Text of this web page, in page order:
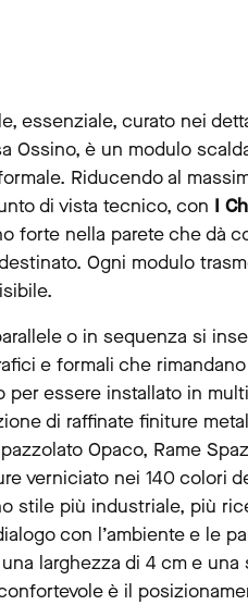
essenziale, curato nei
Ossino, è un modulo
Riducendo al
di vista tecnico, con I
forte nella parete che dà
Ogni modulo
o in sequenza si
e formali che
per essere installato in
di raffinate finiture
Opaco, Rame
verniciato nei 140 colori
stile più industriale, più
con l’ambiente e le
larghezza di 4 cm e
è il